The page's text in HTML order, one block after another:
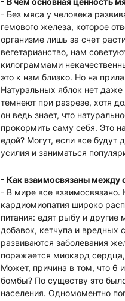
- Без мяса у человека
гемового железа, которое
организме лишь за счет
вегетарианство, нам
килограммами
это к нам близко. Но на
Натуральных яблок нет
темнеют при разрезе, хотя
он ведь знает, что
прокормить саму себя. Это
едой? Могут, если все будут
усилия и заниматься
- Как взаимосвязаны между
- В мире все
кардиомиопатия широко
питания: едят рыбу и
добавок, кетчупа и вредных
развиваются заболевания
поражается миокард
Может, причина в том, что 6
бомбы? По существу это
населения. Одномоментно